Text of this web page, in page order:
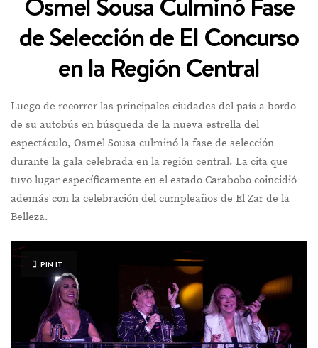
de Selección de El Concurso
en la Región Central
Luego de recorrer las principales ciudades del país a bordo
de su autobús en búsqueda de la nueva estrella del
espectáculo, Osmel Sousa culminó la fase de selección
durante la gala celebrada en la región central. La cita que
tuvo lugar específicamente en el estado Carabobo coincidió
además con la celebración del cumpleaños de El Zar de la
Belleza.
PIN IT